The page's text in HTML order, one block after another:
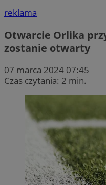
reklama
Otwarcie Orlika
zostanie otwarty
07 marca 2024 07:45
Czas czytania: 2 min.